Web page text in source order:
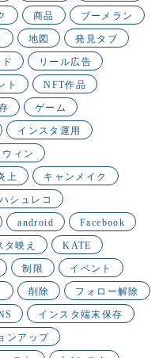
商品 ブーメラン
地図 発見タブ
リール広告
ト NFT作品
ゲーム
インスタ運用
ィン
上 キャンメイク
ハシュレコ
android Facebook
タ映え KATE
制限 イベント
削除 フォロー解除
インスタ端末保存
ンアップ